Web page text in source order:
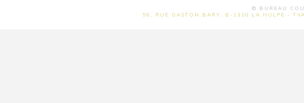
© BUREAU
58, RUE GASTON BARY, B-1310 LA HULPE -